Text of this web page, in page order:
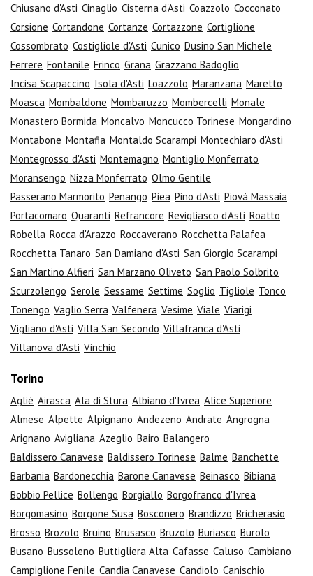
Chiusano d'Asti Cinaglio Cisterna d'Asti Coazzolo Cocconato
Corsione Cortandone Cortanze Cortazzone Cortiglione
Cossombrato Costigliole d'Asti Cunico Dusino San Michele
Ferrere Fontanile Frinco Grana Grazzano Badoglio
Incisa Scapaccino Isola d'Asti Loazzolo Maranzana Maretto
Moasca Mombaldone Mombaruzzo Mombercelli Monale
Monastero Bormida Moncalvo Moncucco Torinese Mongardino
Montabone Montafia Montaldo Scarampi Montechiaro d'Asti
Montegrosso d'Asti Montemagno Montiglio Monferrato
Moransengo Nizza Monferrato Olmo Gentile
Passerano Marmorito Penango Piea Pino d'Asti Piovà Massaia
Portacomaro Quaranti Refrancore Revigliasco d'Asti Roatto
Robella Rocca d'Arazzo Roccaverano Rocchetta Palafea
Rocchetta Tanaro San Damiano d'Asti San Giorgio Scarampi
San Martino Alfieri San Marzano Oliveto San Paolo Solbrito
Scurzolengo Serole Sessame Settime Soglio Tigliole Tonco
Tonengo Vaglio Serra Valfenera Vesime Viale Viarigi
Vigliano d'Asti Villa San Secondo Villafranca d'Asti
Villanova d'Asti Vinchio
Torino
Agliè Airasca Ala di Stura Albiano d'Ivrea Alice Superiore
Almese Alpette Alpignano Andezeno Andrate Angrogna
Arignano Avigliana Azeglio Bairo Balangero
Baldissero Canavese Baldissero Torinese Balme Banchette
Barbania Bardonecchia Barone Canavese Beinasco Bibiana
Bobbio Pellice Bollengo Borgiallo Borgofranco d'Ivrea
Borgomasino Borgone Susa Bosconero Brandizzo Bricherasio
Brosso Brozolo Bruino Brusasco Bruzolo Buriasco Burolo
Busano Bussoleno Buttigliera Alta Cafasse Caluso Cambiano
Campiglione Fenile Candia Canavese Candiolo Canischio